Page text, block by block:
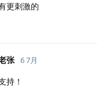
更刺激的
张 6 7月
持！